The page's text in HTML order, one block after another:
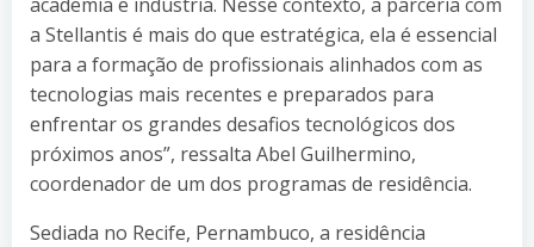
a Stellantis é mais do que estratégica, ela é essencial
para a formação de profissionais alinhados com as
tecnologias mais recentes e preparados para
enfrentar os grandes desafios tecnológicos dos
próximos anos”, ressalta Abel Guilhermino,
coordenador de um dos programas de residência.
Sediada no Recife, Pernambuco, a residência